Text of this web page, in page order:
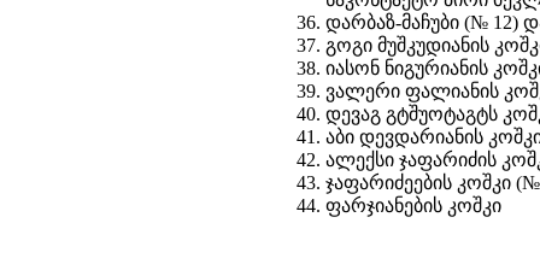
დარბაზ-მაჩუბი (№ 12)
გოგი მუშკუდიანის
იასონ ნიგურიანის
ვალერი ფალიანის
დევაგ გტშუოტაგტს
აბი დევდარიანის
ალექსი ჯაფარიძის
ჯაფარიძეების კოშკი
ფარჯიანების კოშკი